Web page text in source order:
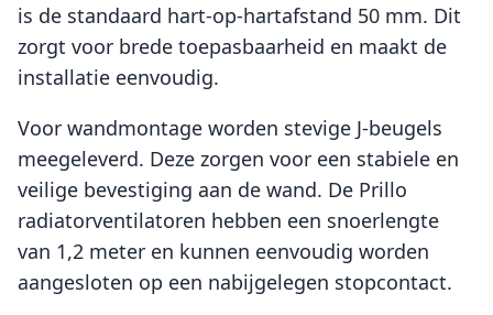
is de standaard hart-op-hartafstand 50 mm. Dit
zorgt voor brede toepasbaarheid en maakt de
installatie eenvoudig.
Voor wandmontage worden stevige J-beugels
meegeleverd. Deze zorgen voor een stabiele en
veilige bevestiging aan de wand. De Prillo
radiatorventilatoren hebben een snoerlengte
van 1,2 meter en kunnen eenvoudig worden
aangesloten op een nabijgelegen stopcontact.